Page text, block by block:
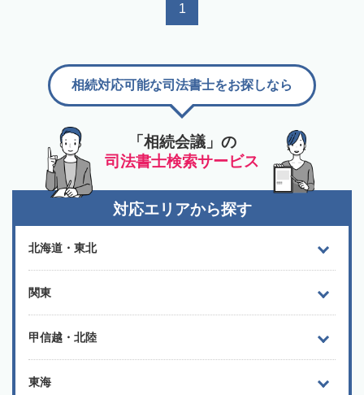
1
「相続会議」の
司法書士検索サービス
相続対応可能な司法書士をお探しなら
対応エリアから探す
北海道・東北
関東
甲信越・北陸
東海